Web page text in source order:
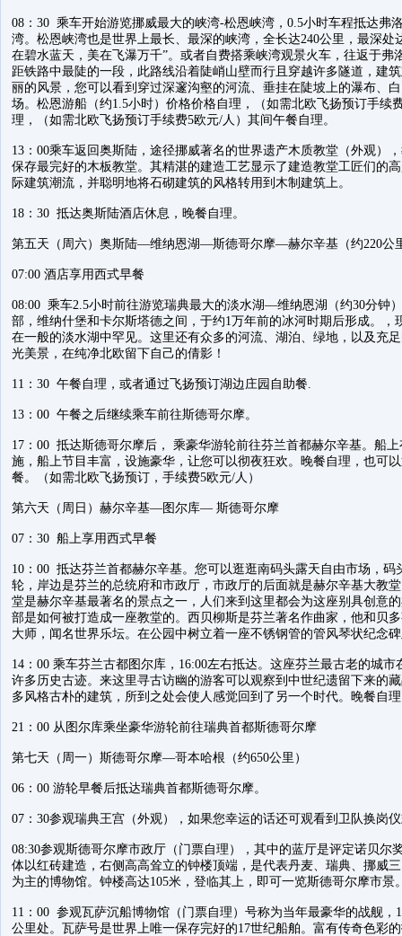
08：30 乘车开始游览挪威最大的峡湾-松恩峡湾，0.5小时车程抵达弗
湾。松恩峡湾也是世界上最长、最深的峡湾，全长达240公里，最深处
在碧水蓝天，美在飞瀑万千”。或者自费搭乘峡湾观景火车，往返于
距铁路中最陡的一段，此路线沿着陡峭山壁而行且穿越许多隧道，建
丽的风景，您可以看到穿过深邃沟壑的河流、垂挂在陡坡上的瀑布、
场。松恩游船（约1.5小时）价格价格自理，（如需北欧飞扬预订手续
理，（如需北欧飞扬预订手续费5欧元/人）其间午餐自理。
13：00乘车返回奥斯陆，途径挪威著名的世界遗产木质教堂（外观）
保存最完好的木板教堂。其精湛的建造工艺显示了建造教堂工匠们的
际建筑潮流，并聪明地将石砌建筑的风格转用到木制建筑上。
18：30 抵达奥斯陆酒店休息，晚餐自理。
第五天（周六）奥斯陆—维纳恩湖—斯德哥尔摩—赫尔辛基（约220公
07:00 酒店享用西式早餐
08:00 乘车2.5小时前往游览瑞典最大的淡水湖—维纳恩湖（约30分钟
部，维纳什堡和卡尔斯塔德之间，于约1万年前的冰河时期后形成。
在一般的淡水湖中罕见。这里还有众多的河流、湖泊、绿地，以及充
光美景，在纯净北欧留下自己的倩影！
11：30 午餐自理，或者通过飞扬预订湖边庄园自助餐.
13：00 午餐之后继续乘车前往斯德哥尔摩。
17：00 抵达斯德哥尔摩后， 乘豪华游轮前往芬兰首都赫尔辛基。船
施，船上节目丰富，设施豪华，让您可以彻夜狂欢。晚餐自理，也可
餐。（如需北欧飞扬预订，手续费5欧元/人）
第六天（周日）赫尔辛基—图尔库— 斯德哥尔摩
07：30 船上享用西式早餐
10：00 抵达芬兰首都赫尔辛基。您可以逛逛南码头露天自由市场，
轮，岸边是芬兰的总统府和市政厅，市政厅的后面就是赫尔辛基大教
堂是赫尔辛基最著名的景点之一，人们来到这里都会为这座别具创意
部是如何被打造成一座教堂的。西贝柳斯是芬兰著名作曲家，他和贝
大师，闻名世界乐坛。在公园中树立着一座不锈钢管的管风琴状纪念
14：00 乘车芬兰古都图尔库，16:00左右抵达。这座芬兰最古老的城
许多历史古迹。来这里寻古访幽的游客可以观察到中世纪遗留下来的
多风格古朴的建筑，所到之处会使人感觉回到了另一个时代。晚餐自
21：00 从图尔库乘坐豪华游轮前往瑞典首都斯德哥尔摩
第七天（周一）斯德哥尔摩—哥本哈根（约650公里）
06：00 游轮早餐后抵达瑞典首都斯德哥尔摩。
07：30参观瑞典王宫（外观），如果您幸运的话还可观看到卫队换岗
08:30参观斯德哥尔摩市政厅（门票自理），其中的蓝厅是评定诺贝尔
体以红砖建造，右侧高高耸立的钟楼顶端，是代表丹麦、瑞典、挪威
为主的博物馆。钟楼高达105米，登临其上，即可一览斯德哥尔摩市景
11：00 参观瓦萨沉船博物馆（门票自理）号称为当年最豪华的战舰，
公里处。瓦萨号是世界上唯一保存完好的17世纪船舶。富有传奇色彩